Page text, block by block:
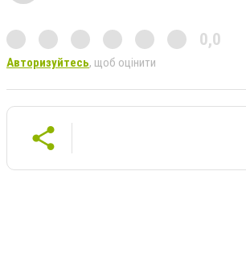
0,0
Авторизуйтесь, щоб оцінити